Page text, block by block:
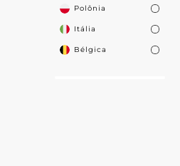
Polônia
Itália
Bélgica